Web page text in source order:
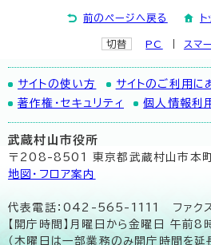
前のページへ戻る
切替 PC スマ
サイトの使い方
サイトのご利用に
著作権・セキュリティ
個人情報利
武蔵村山市役所
〒208-8501 東京都武蔵村山市本
地図･フロア案内
代表電話：042-565-1111 ファ
【開庁時間】月曜日から金曜日 午前
（木曜日は一部業務のみ開庁時間を延